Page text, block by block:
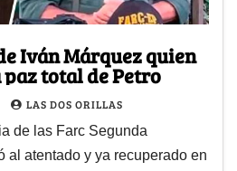
Iván Márquez quien
paz total de Petro
LAS DOS ORILLAS
de las Farc Segunda
al atentado y ya recuperado en